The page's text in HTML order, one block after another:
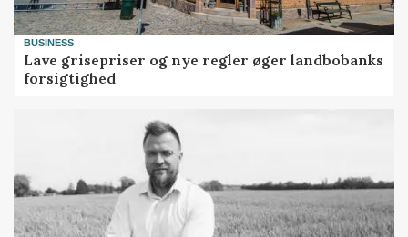
BUSINESS
Lave grisepriser og nye regler øger landbobanks
forsigtighed